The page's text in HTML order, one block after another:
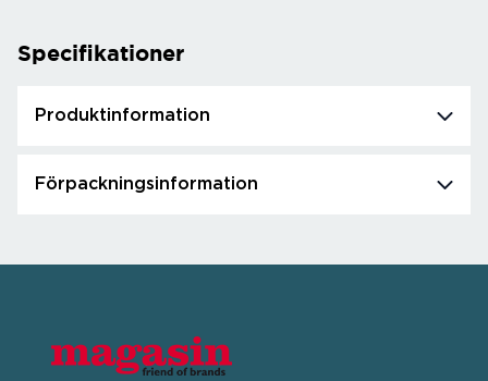
Specifikationer
Produktinformation
Förpackningsinformation